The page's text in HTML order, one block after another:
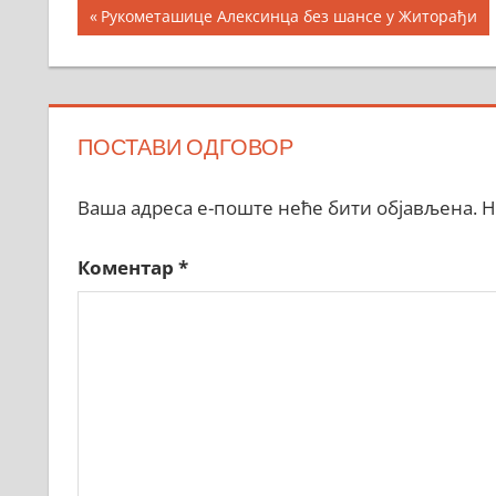
Кретање
чланка
Previous
Post:
Рукометашице Алексинца без шансе у Житорађи
ПОСТАВИ ОДГОВОР
Ваша адреса е-поште неће бити објављена.
Коментар *